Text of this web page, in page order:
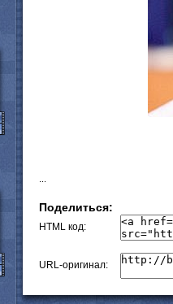
Поделиться:
HTML код:
URL-оригинал: